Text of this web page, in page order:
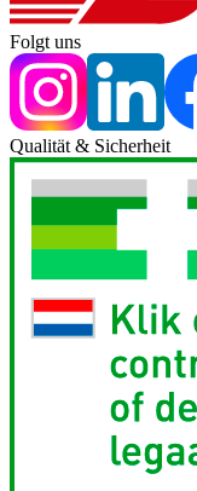
Folgt uns
Qualität & Sicherheit